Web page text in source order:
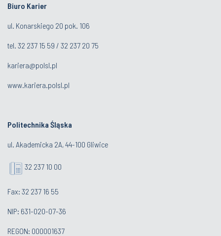
Biuro Karier
ul. Konarskiego 20 pok. 106
tel. 32 237 15 59 / 32 237 20 75
kariera@polsl.pl
www.kariera.polsl.pl
Politechnika Śląska
ul. Akademicka 2A, 44-100 Gliwice
32 237 10 00
Fax: 32 237 16 55
NIP: 631-020-07-36
REGON: 000001637